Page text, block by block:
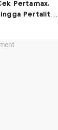
Pertamax,
Pertalite